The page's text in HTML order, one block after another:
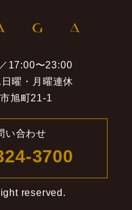
を識別することが
れるもの
予約等で個人情報を
ます。 取得した個
17:00〜23:00
曜・月曜連休
旭町21-1
い合わせ
3700
reserved.